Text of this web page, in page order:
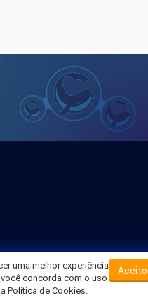
uma melhor experiência
concorda com o uso
Política de Cookies.
Aceito